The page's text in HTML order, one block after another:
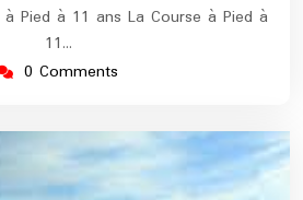
Pied à 11 ans La Course à Pied à
11…
0 Comments